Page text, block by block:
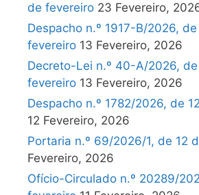
de fevereiro 23 Fevereiro,
Despacho n.º 1917-B/2026,
fevereiro 13 Fevereiro, 2026
Decreto-Lei n.º 40-A/2026,
fevereiro 13 Fevereiro, 2026
Despacho n.º 1782/2026, de
12 Fevereiro, 2026
Portaria n.º 69/2026/1, de 12
Fevereiro, 2026
Ofício-Circulado n.º 20289/